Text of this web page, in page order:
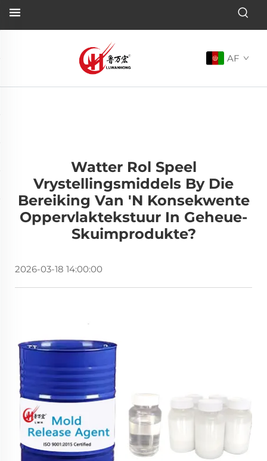
AF
Watter Rol Speel
Vrystellingsmiddels By Die
Bereiking Van 'n Konsekwente
Oppervlaktekstuur In Geheue-
Skuimprodukte?
2026-03-18 14:00:00